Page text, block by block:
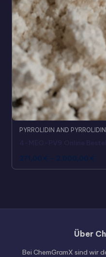
PYRROLIDIN AND
271,00 € – 2.000,00 €
Über
Bei ChemGramX sind wir